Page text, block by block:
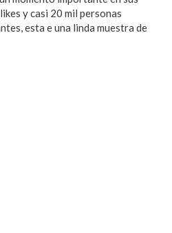
y casi 20 mil personas
esta e una linda muestra de